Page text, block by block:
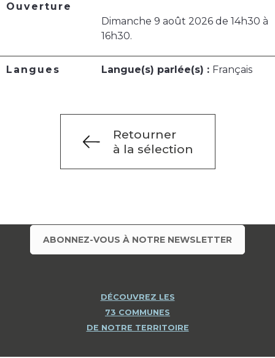
Ouverture
Dimanche 9 août 2026 de 14h30 à
16h30.
Langues Langue(s) parlée(s) : Français
Retourner
à la sélection
ABONNEZ-VOUS À NOTRE NEWSLETTER
DÉCOUVREZ LES
73 COMMUNES
DE NOTRE TERRITOIRE